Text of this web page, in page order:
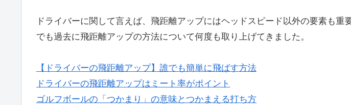
ドライバーに関して言えば、飛距離アップにはヘッドスピード以外の要素も重
でも過去に飛距離アップの方法について何度も取り上げてきました。
【ドライバーの飛距離アップ】誰でも簡単に飛ばす方法
ドライバーの飛距離アップはミート率がポイント
ゴルフボールの「つかまり」の意味とつかまえる打ち方